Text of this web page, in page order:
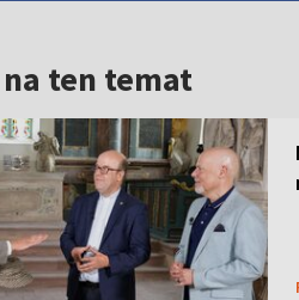
ten temat